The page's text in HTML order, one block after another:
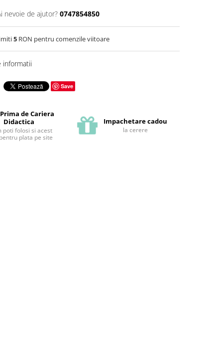
nevoie de ajutor? 0747854850
5 RON pentru comenzile viitoare
informatii
Save
de Cariera
Didactica
poti folosi si acest
plata pe site
Impachetare cadou
la cerere